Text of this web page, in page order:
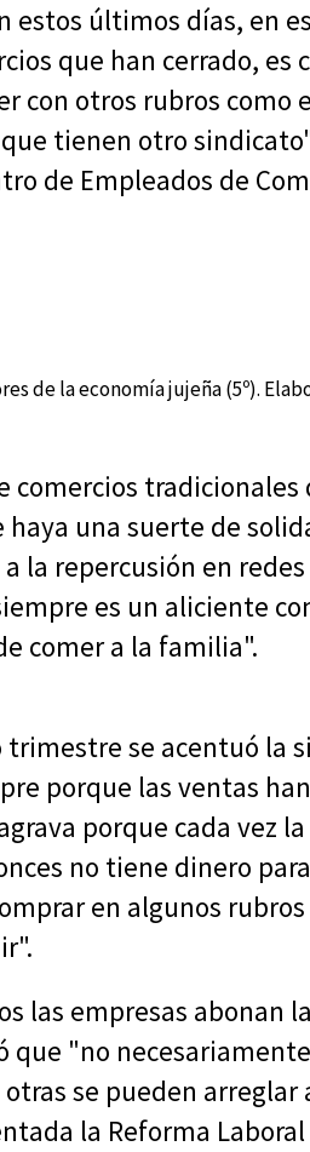
estos últimos días, en
que han cerrado, es
con otros rubros como
tienen otro
de Empleados de
de la economía jujeña (5º).
tradicionales
una suerte de
la repercusión en
es un aliciente
comer a la familia".
se acentuó la
porque las ventas
porque cada vez la
no tiene dinero
en algunos rubros
las empresas abonan
que "no
se pueden arreglar
la Reforma